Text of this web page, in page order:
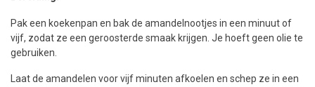
Pak een koekenpan en bak de amandelnootjes in een minuut of
vijf, zodat ze een geroosterde smaak krijgen. Je hoeft geen olie te
gebruiken.
Laat de amandelen voor vijf minuten afkoelen en schep ze in een